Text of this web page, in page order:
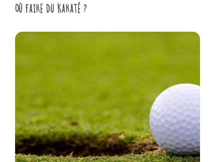
OÙ FAIRE DU KARATÉ ?